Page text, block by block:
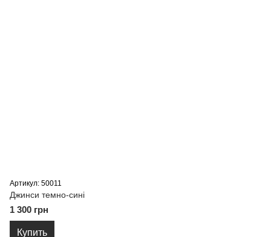
Артикул: 50011
Джинси темно-сині
1 300 грн
Купить